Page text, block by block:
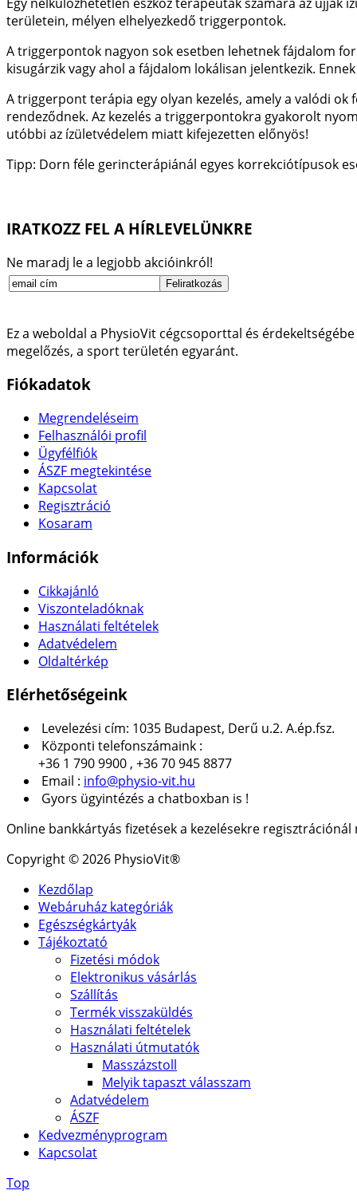
területein, mélyen elhelyezkedő triggerpontok.
A triggerpontok nagyon sok esetben lehetnek fájdalom
kisugárzik vagy ahol a fájdalom lokálisan jelentkezik.
A triggerpont terápia egy olyan kezelés, amely a valódi
rendeződnek. Az kezelés a triggerpontokra gyakorolt
utóbbi az ízületvédelem miatt kifejezetten előnyös!
Tipp: Dorn féle gerincterápiánál egyes korrekciótípusok
IRATKOZZ FEL A HÍRLEVELÜNKRE
Ne maradj le a legjobb akcióinkról!
Ez a weboldal a PhysioVit cégcsoporttal és
megelőzés, a sport területén egyaránt.
Fiókadatok
Megrendeléseim
Felhasználói profil
Ügyfélfiók
ÁSZF megtekintése
Kapcsolat
Regisztráció
Kosaram
Információk
Cikkajánló
Viszonteladóknak
Használati feltételek
Adatvédelem
Oldaltérkép
Elérhetőségeink
Levelezési cím: 1035 Budapest, Derű u.2. A.ép.fsz.
Központi telefonszámaink :
+36 1 790 9900 , +36 70 945 8877
Email : info@physio-vit.hu
Gyors ügyintézés a chatboxban is !
Online bankkártyás fizetések a kezelésekre
Copyright © 2026 PhysioVit®
Kezdőlap
Webáruház kategóriák
Egészségkártyák
Tájékoztató
Fizetési módok
Elektronikus vásárlás
Szállítás
Termék visszaküldés
Használati feltételek
Használati útmutatók
Masszázstoll
Melyik tapaszt válasszam
Adatvédelem
ÁSZF
Kedvezményprogram
Kapcsolat
Top